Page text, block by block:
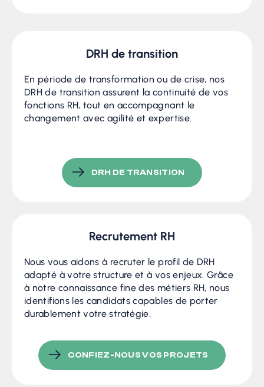
DRH de transition
En période de transformation ou de crise, nos
DRH de transition assurent la continuité de vos
fonctions RH, tout en accompagnant le
changement avec agilité et expertise.
DRH DE TRANSITION
Recrutement RH
Nous vous aidons à recruter le profil de DRH
adapté à votre structure et à vos enjeux. Grâce
à notre connaissance fine des métiers RH, nous
identifions les candidats capables de porter
durablement votre stratégie.
CONFIEZ-NOUS VOS PROJETS